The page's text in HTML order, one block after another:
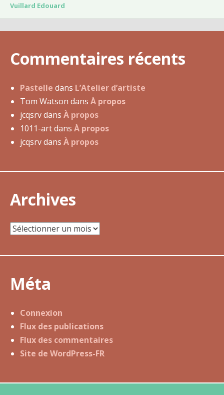
a
i
0
2
Vuillard Edouard
Commentaires récents
Pastelle dans L’Atelier d’artiste
Tom Watson dans À propos
jcqsrvdans À propos
1011-artdans À propos
jcqsrvdans À propos
Archives
Archives
Méta
Connexion
Flux des publications
Flux des commentaires
Site de WordPress-FR